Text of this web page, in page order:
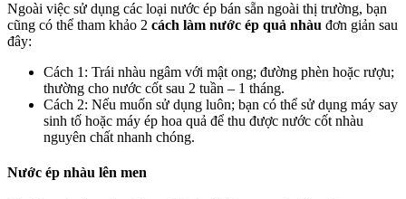
Ngoài việc sử dụng các loại nước ép bán sẵn ngoài thị trường, bạn
cũng có thể tham khảo 2 cách làm nước ép quả nhàu đơn giản sau
đây:
Cách 1: Trái nhàu ngâm với mật ong; đường phèn hoặc rượu;
thường cho nước cốt sau 2 tuần – 1 tháng.
Cách 2: Nếu muốn sử dụng luôn; bạn có thể sử dụng máy say
sinh tố hoặc máy ép hoa quả để thu được nước cốt nhàu
nguyên chất nhanh chóng.
Nước ép nhàu lên men